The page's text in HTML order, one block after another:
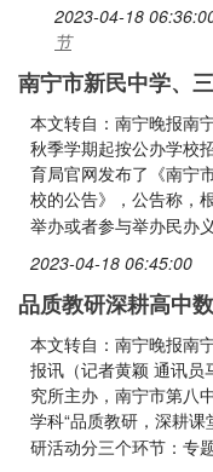
2023-04-18
节
南宁市新民中学、
本文转自：南宁晚报南
秋季学期起按公办学校
育局官网发布了《南宁
校的公告》，公告称，
举办或者参与举办民办
2023-04-18 06:45:00
品质教研深耕高中
本文转自：南宁晚报南
报讯（记者黄颖 通讯员
究所主办，南宁市第八
学科“品质教研，深耕
研活动分三个环节：专